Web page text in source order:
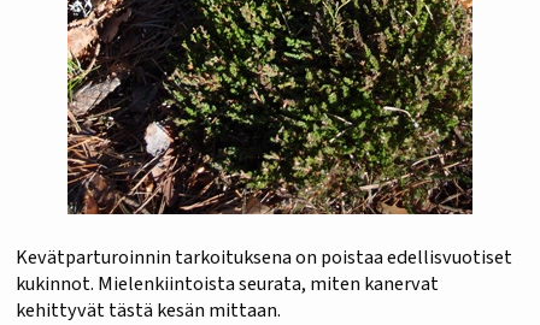
Kevätparturoinnin tarkoituksena on poistaa edellisvuotiset
kukinnot. Mielenkiintoista seurata, miten kanervat
kehittyvät tästä kesän mittaan.